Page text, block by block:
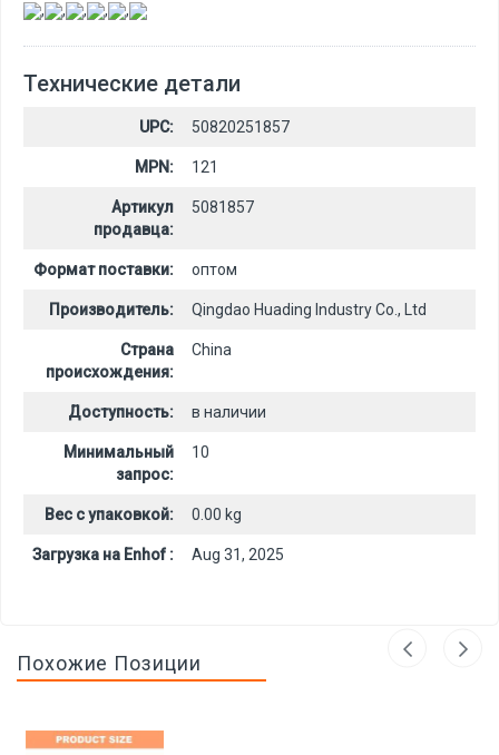
, , , , ,
Технические детали
UPC: 50820251857
MPN: 121
Артикул
продавца:
5081857
Формат поставки: оптом
Производитель: Qingdao Huading Industry Co., Ltd
Страна
происхождения:
China
Доступность: в наличии
Минимальный
запрос:
10
Вес с упаковкой: 0.00 kg
Загрузка на Enhof : Aug 31, 2025
Похожие Позиции